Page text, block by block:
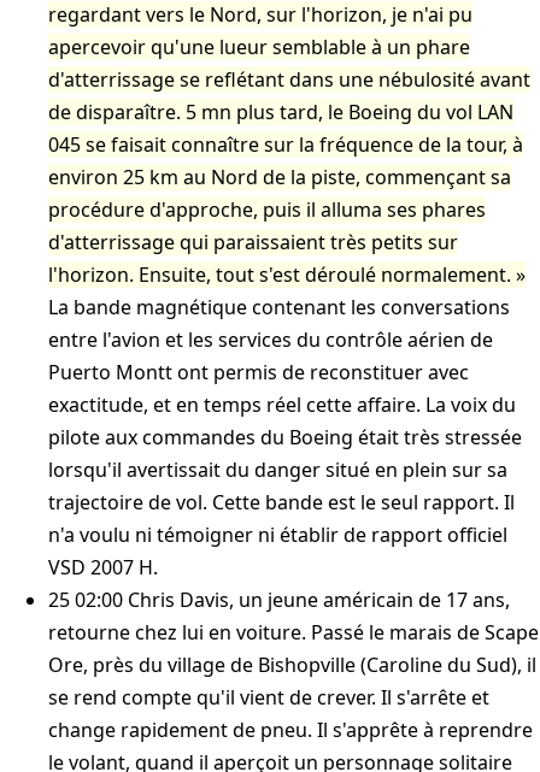
regardant vers le Nord, sur l'horizon, je n'ai pu
apercevoir qu'une lueur semblable à un phare
d'atterrissage se reflétant dans une nébulosité avant
de disparaître. 5 mn plus tard, le Boeing du vol LAN
045 se faisait connaître sur la fréquence de la tour, à
environ 25 km au Nord de la piste, commençant sa
procédure d'approche, puis il alluma ses phares
d'atterrissage qui paraissaient très petits sur
l'horizon. Ensuite, tout s'est déroulé normalement.
La bande magnétique contenant les conversations
entre l'avion et les services du contrôle aérien de
Puerto Montt ont permis de reconstituer avec
exactitude, et en temps réel cette affaire. La voix du
pilote aux commandes du Boeing était très stressée
lorsqu'il avertissait du danger situé en plein sur sa
trajectoire de vol. Cette bande est le seul rapport. Il
n'a voulu ni témoigner ni établir de rapport officiel
VSD 2007 H.
25 02:00 Chris Davis, un jeune américain de 17 ans,
retourne chez lui en voiture. Passé le marais de Scape
Ore, près du village de Bishopville (Caroline du Sud), il
se rend compte qu'il vient de crever. Il s'arrête et
change rapidement de pneu. Il s'apprête à reprendre
le volant, quand il aperçoit un personnage solitaire